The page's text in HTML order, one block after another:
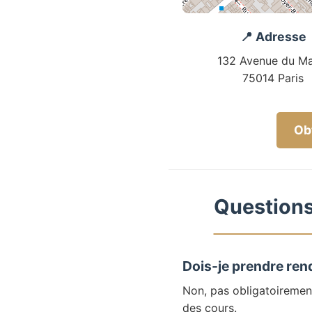
📍 Adresse
132 Avenue du
75014 Paris
Dois-je prendre
Non, pas
des cours.